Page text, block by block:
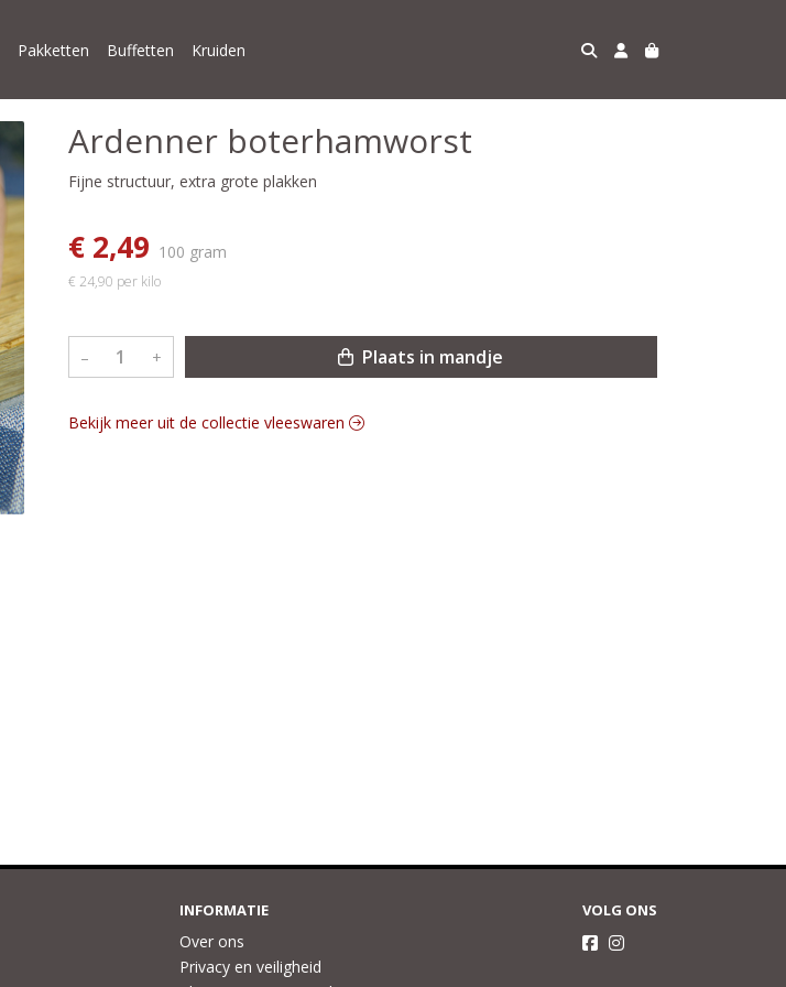
Pakketten Buffetten Kruiden
Ardenner boterhamworst
Fijne structuur, extra grote plakken
€ 2,49 100 gram
€ 24,90 per kilo
– + Plaats in mandje
Bekijk meer uit de collectie vleeswaren
INFORMATIE
Over ons
Privacy en veiligheid
VOLG ONS